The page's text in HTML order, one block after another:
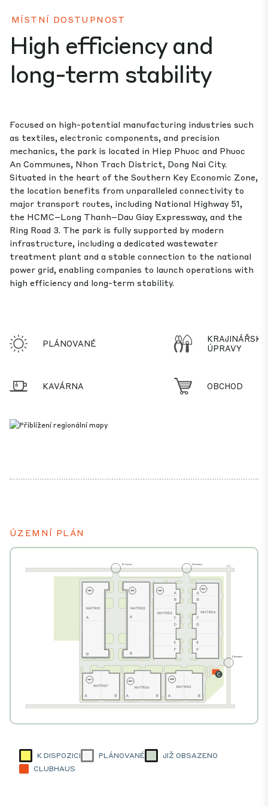
MÍSTNÍ DOSTUPNOST
High efficiency and
long-term stability
Focused on high-potential manufacturing industries such
as textiles, electronic components, and precision
mechanics, the park is located in Hiep Phuoc and Phuoc
An Communes, Nhon Trach District, Dong Nai City.
Situated in the heart of the Southern Key Economic Zone,
the location benefits from unparalleled connectivity to
major transport routes, including National Highway 51,
the HCMC–Long Thanh–Dau Giay Expressway, and the
Ring Road 3. The park is fully supported by modern
infrastructure, including a dedicated wastewater
treatment plant and a stable connection to the national
power grid, enabling companies to launch operations with
high efficiency and long-term stability.
PLÁNOVANÉ
KRAJINÁŘSKÉ
ÚPRAVY
KAVÁRNA OBCHOD
ÚZEMNÍ PLÁN
K DISPOZICI PLÁNOVANÉ
JIŽ OBSAZENO
CLUBHAUS